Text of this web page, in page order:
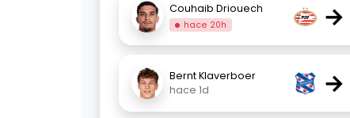
Couhaib Driouech
hace 20h →
Bernt Klaverboer
hace 1d
→